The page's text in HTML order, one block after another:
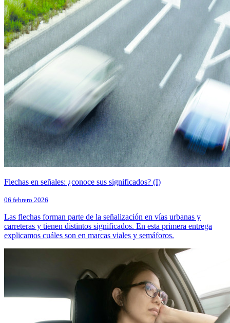
Flechas en señales: ¿conoce sus significados? (I)
06 febrero 2026
Las flechas forman parte de la señalización en vías urbanas y
carreteras y tienen distintos significados. En esta primera entrega
explicamos cuáles son en marcas viales y semáforos.